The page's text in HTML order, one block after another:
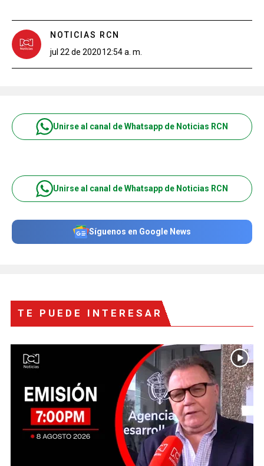
NOTICIAS RCN
jul 22 de 202012:54 a. m.
Unirse al canal de Whatsapp de Noticias RCN
Unirse al canal de Whatsapp de Noticias RCN
Síguenos en Google News
TE PUEDE INTERESAR